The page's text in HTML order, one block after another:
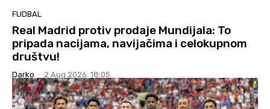
FUDBAL
Real Madrid protiv prodaje Mundijala: To
pripada nacijama, navijačima i celokupnom
društvu!
Darko - 2 Aug 2026. 18:05